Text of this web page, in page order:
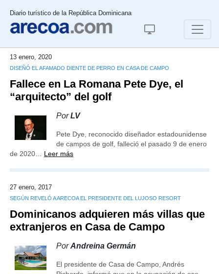
Diario turístico de la República Dominicana
13 enero, 2020
DISEÑÓ EL AFAMADO DIENTE DE PERRO EN CASA DE CAMPO
Fallece en La Romana Pete Dye, el
“arquitecto” del golf
PorLV
Pete Dye, reconocido diseñador estadounidense
de campos de golf, falleció el pasado 9 de enero
de 2020… Leer más
27 enero, 2017
SEGÚN REVELÓ A ARECOA EL PRESIDENTE DEL LUJOSO RESORT
Dominicanos adquieren más villas que
extranjeros en Casa de Campo
PorAndreina Germán
El presidente de Casa de Campo, Andrés